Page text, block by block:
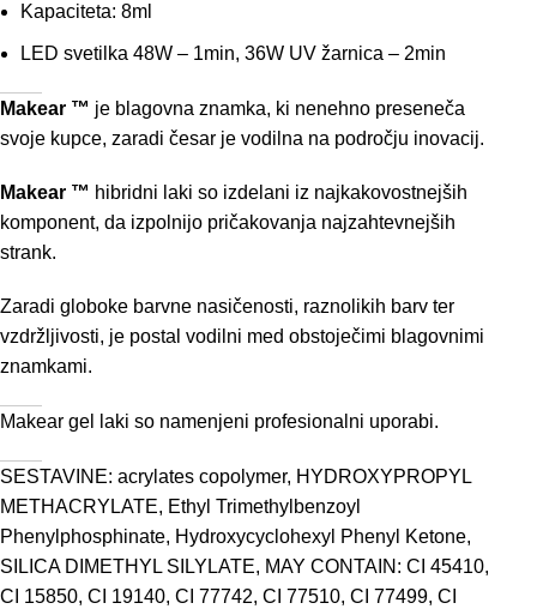
Kapaciteta: 8ml
LED svetilka 48W – 1min, 36W UV žarnica – 2min
Makear ™ je blagovna znamka, ki nenehno preseneča
svoje kupce, zaradi česar je vodilna na področju inovacij.
Makear ™ hibridni laki so izdelani iz najkakovostnejših
komponent, da izpolnijo pričakovanja najzahtevnejših
strank.
Zaradi globoke barvne nasičenosti, raznolikih barv ter
vzdržljivosti, je postal vodilni med obstoječimi blagovnimi
znamkami.
Makear gel laki so namenjeni profesionalni uporabi.
SESTAVINE: acrylates copolymer, HYDROXYPROPYL
METHACRYLATE, Ethyl Trimethylbenzoyl
Phenylphosphinate, Hydroxycyclohexyl Phenyl Ketone,
SILICA DIMETHYL SILYLATE, MAY CONTAIN: CI 45410,
CI 15850, CI 19140, CI 77742, CI 77510, CI 77499, CI